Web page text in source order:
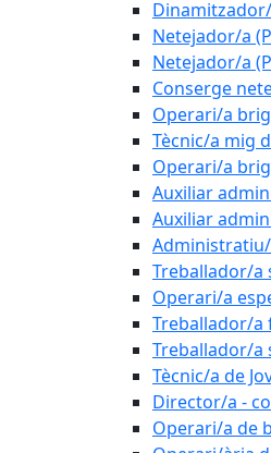
Netejador/a
Netejador/a
Conserge
Operari/a
Tècnic/a mig
Operari/a
Auxiliar
Auxiliar
Administratiu/
Treballador/a
Operari/a
Treballador/a
Treballador/a
Tècnic/a de
Director/a -
Operari/a de